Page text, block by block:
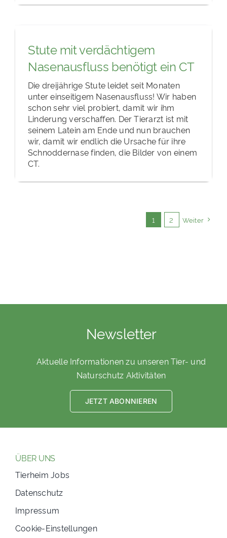
Stute mit verdächtigem
Nasenausfluss benötigt ein CT
Die dreijährige Stute leidet seit Monaten
unter einseitigem Nasenausfluss! Wir haben
schon sehr viel probiert, damit wir ihm
Linderung verschaffen. Der Tierarzt ist mit
seinem Latein am Ende und nun brauchen
wir, damit wir endlich die Ursache für ihre
Schnoddernase finden, die Bilder von einem
CT.
1 2 Weiter
Newsletter
Aktuelle Informationen zu unseren Tier- und
Naturschutz Aktivitäten
JETZT ABONNIEREN
ÜBER UNS
Tierheim Jobs
Datenschutz
Impressum
Cookie-Einstellungen